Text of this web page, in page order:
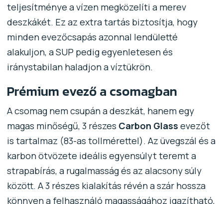
teljesítménye a vízen megközelíti a merev
deszkákét. Ez az extra tartás biztosítja, hogy
minden evezőcsapás azonnal lendületté
alakuljon, a SUP pedig egyenletesen és
iránystabilan haladjon a víztükrön.
Prémium evező a csomagban
A csomag nem csupán a deszkát, hanem egy
magas minőségű, 3 részes Carbon Glass evezőt
is tartalmaz (83-as tollmérettel). Az üvegszál és a
karbon ötvözete ideális egyensúlyt teremt a
strapabírás, a rugalmasság és az alacsony súly
között. A 3 részes kialakítás révén a szár hossza
könnyen a felhasználó magasságához igazítható,